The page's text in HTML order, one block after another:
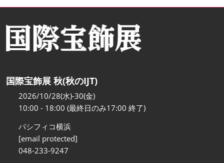
国際宝飾展 秋(秋のIJT)
2026/10/28(水)-30(金)
10:00 - 18:00 (最終日のみ17:00 終了)
パシフィコ横浜
[email protected]
048-233-9247